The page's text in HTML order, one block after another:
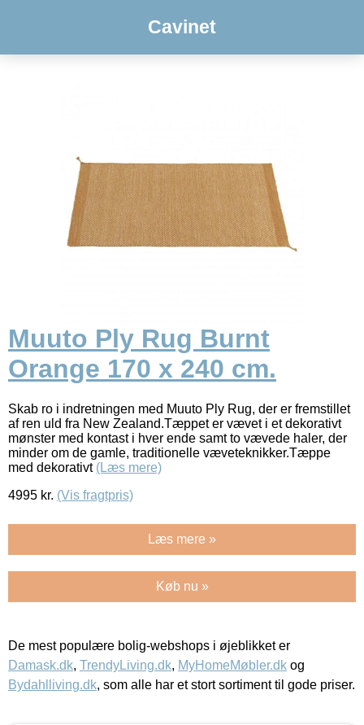
Cavinet
Muuto Ply Rug Burnt
Orange 170 x 240 cm.
Skab ro i indretningen med Muuto Ply Rug, der er fremstillet
af ren uld fra New Zealand.Tæppet er vævet i et dekorativt
mønster med kontast i hver ende samt to vævede haler, der
minder om de gamle, traditionelle væveteknikker.Tæppe
med dekorativt (Læs mere)
4995 kr. (Vis fragtpris)
Læs mere »
Køb nu »
De mest populære bolig-webshops i øjeblikket er
Damask.dk, TrendyLiving.dk, MyHomeMøbler.dk og
Bydahlliving.dk, som alle har et stort sortiment til gode priser.